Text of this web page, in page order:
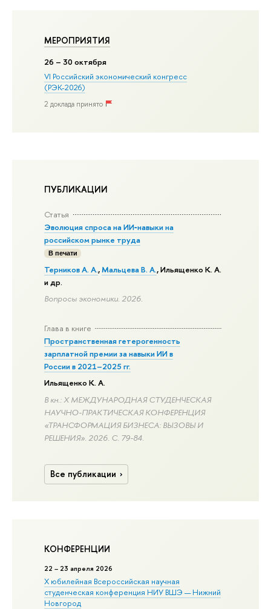
МЕРОПРИЯТИЯ
26 – 30 октября
VI Российский экономический конгресс
(РЭК-2026)
2 доклада принято
ПУБЛИКАЦИИ
Статья
Эволюция спроса на ИИ‑навыки на
российском рынке труда
В печати
Терников А. А.,Мальцева В. А.,Ильященко К. А.
и др.
Вопросы экономики. 2026.
Глава в книге
Пространственная гетерогенность
зарплатной премии за навыки ИИ в
России в 2021–2025 гг.
Ильященко К. А.
В кн.: X МЕЖДУНАРОДНАЯ СТУДЕНЧЕСКАЯ
НАУЧНО-ПРАКТИЧЕСКАЯ КОНФЕРЕНЦИЯ
«ТРАНСФОРМАЦИЯ БИЗНЕСА: ВЫЗОВЫ И
РЕШЕНИЯ». 2026. С. 79-84.
Все публикации
КОНФЕРЕНЦИИ
22 – 23 апреля 2026
X юбилейная Всероссийская научная
студенческая конференция НИУ ВШЭ — Нижний
Новгород